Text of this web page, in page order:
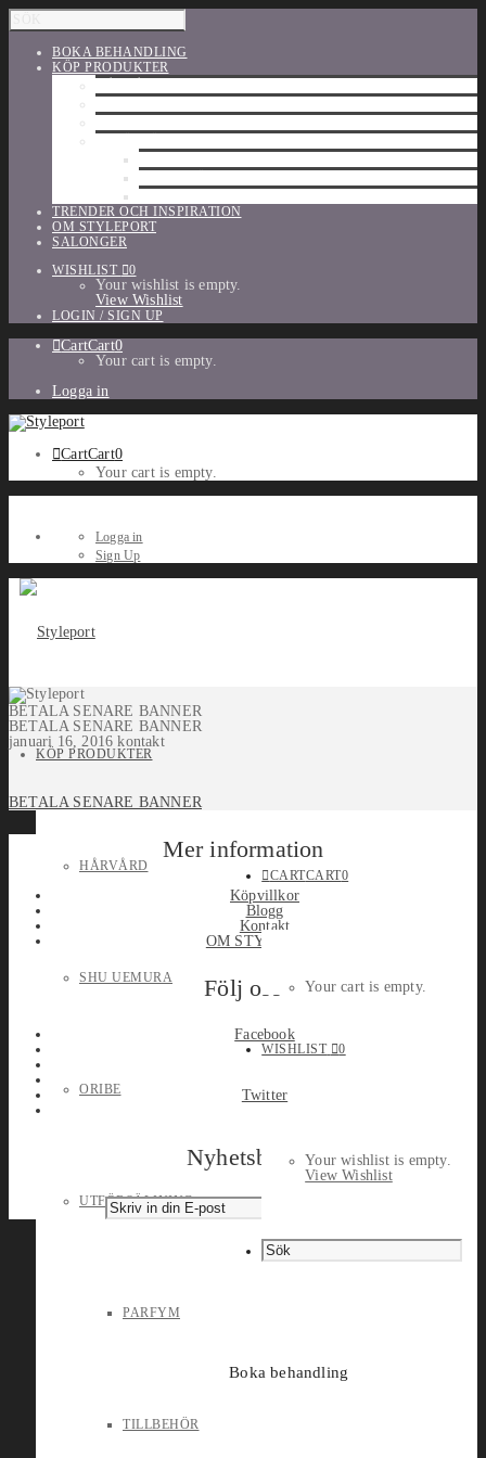
BOKA BEHANDLING
KÖP PRODUKTER
TRENDER OCH INSPIRATION
OM STYLEPORT
SALONGER
WISHLIST
0
Your wishlist is empty.
View Wishlist
LOGIN / SIGN UP
CartCart0
Your cart is empty.
Logga in
CartCart0
Your cart is empty.
Logga in
Sign Up
KÖP PRODUKTER
HÅRVÅRD
SHU UEMURA
ORIBE
UTFÖRSÄLJNING
PARFYM
TILLBEHÖR
CARTCART0
Your cart is empty.
WISHLIST 0
Your wishlist is empty.
View Wishlist
Boka behandling
BETALA SENARE BANNER
BETALA SENARE BANNER
januari 16, 2016 kontakt
BETALA SENARE BANNER
Mer information
Köpvillkor
Blogg
Kontakt
OM STYLEPORT
Följ oss
Facebook
Twitter
Nyhetsbrev